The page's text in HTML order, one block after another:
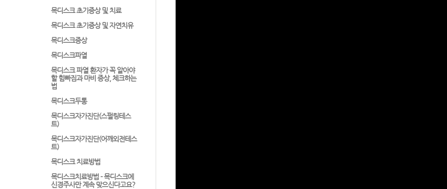
목디스크 초기증상 및 치료
목디스크 초기증상 및 자연치유
목디스크증상
목디스크파열
목디스크 파열 환자가 꼭 알아야
할 힘빠짐과 마비 증상, 체크하는
법
목디스크두통
목디스크자가진단(스펄링테스
트)
목디스크자가진단(어깨외전테스
트)
목디스크 치료방법
목디스크치료방법 - 목디스크에
신경주사만 계속 맞으신다고요?